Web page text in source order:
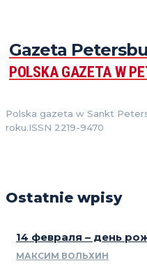
Gazeta
POLSKA GAZETA W
Polska gazeta w Sankt
roku.ISSN 2219-9470
Ostatnie wpisy
14 февраля – день
МАКСИМ ВОЛЬХИН